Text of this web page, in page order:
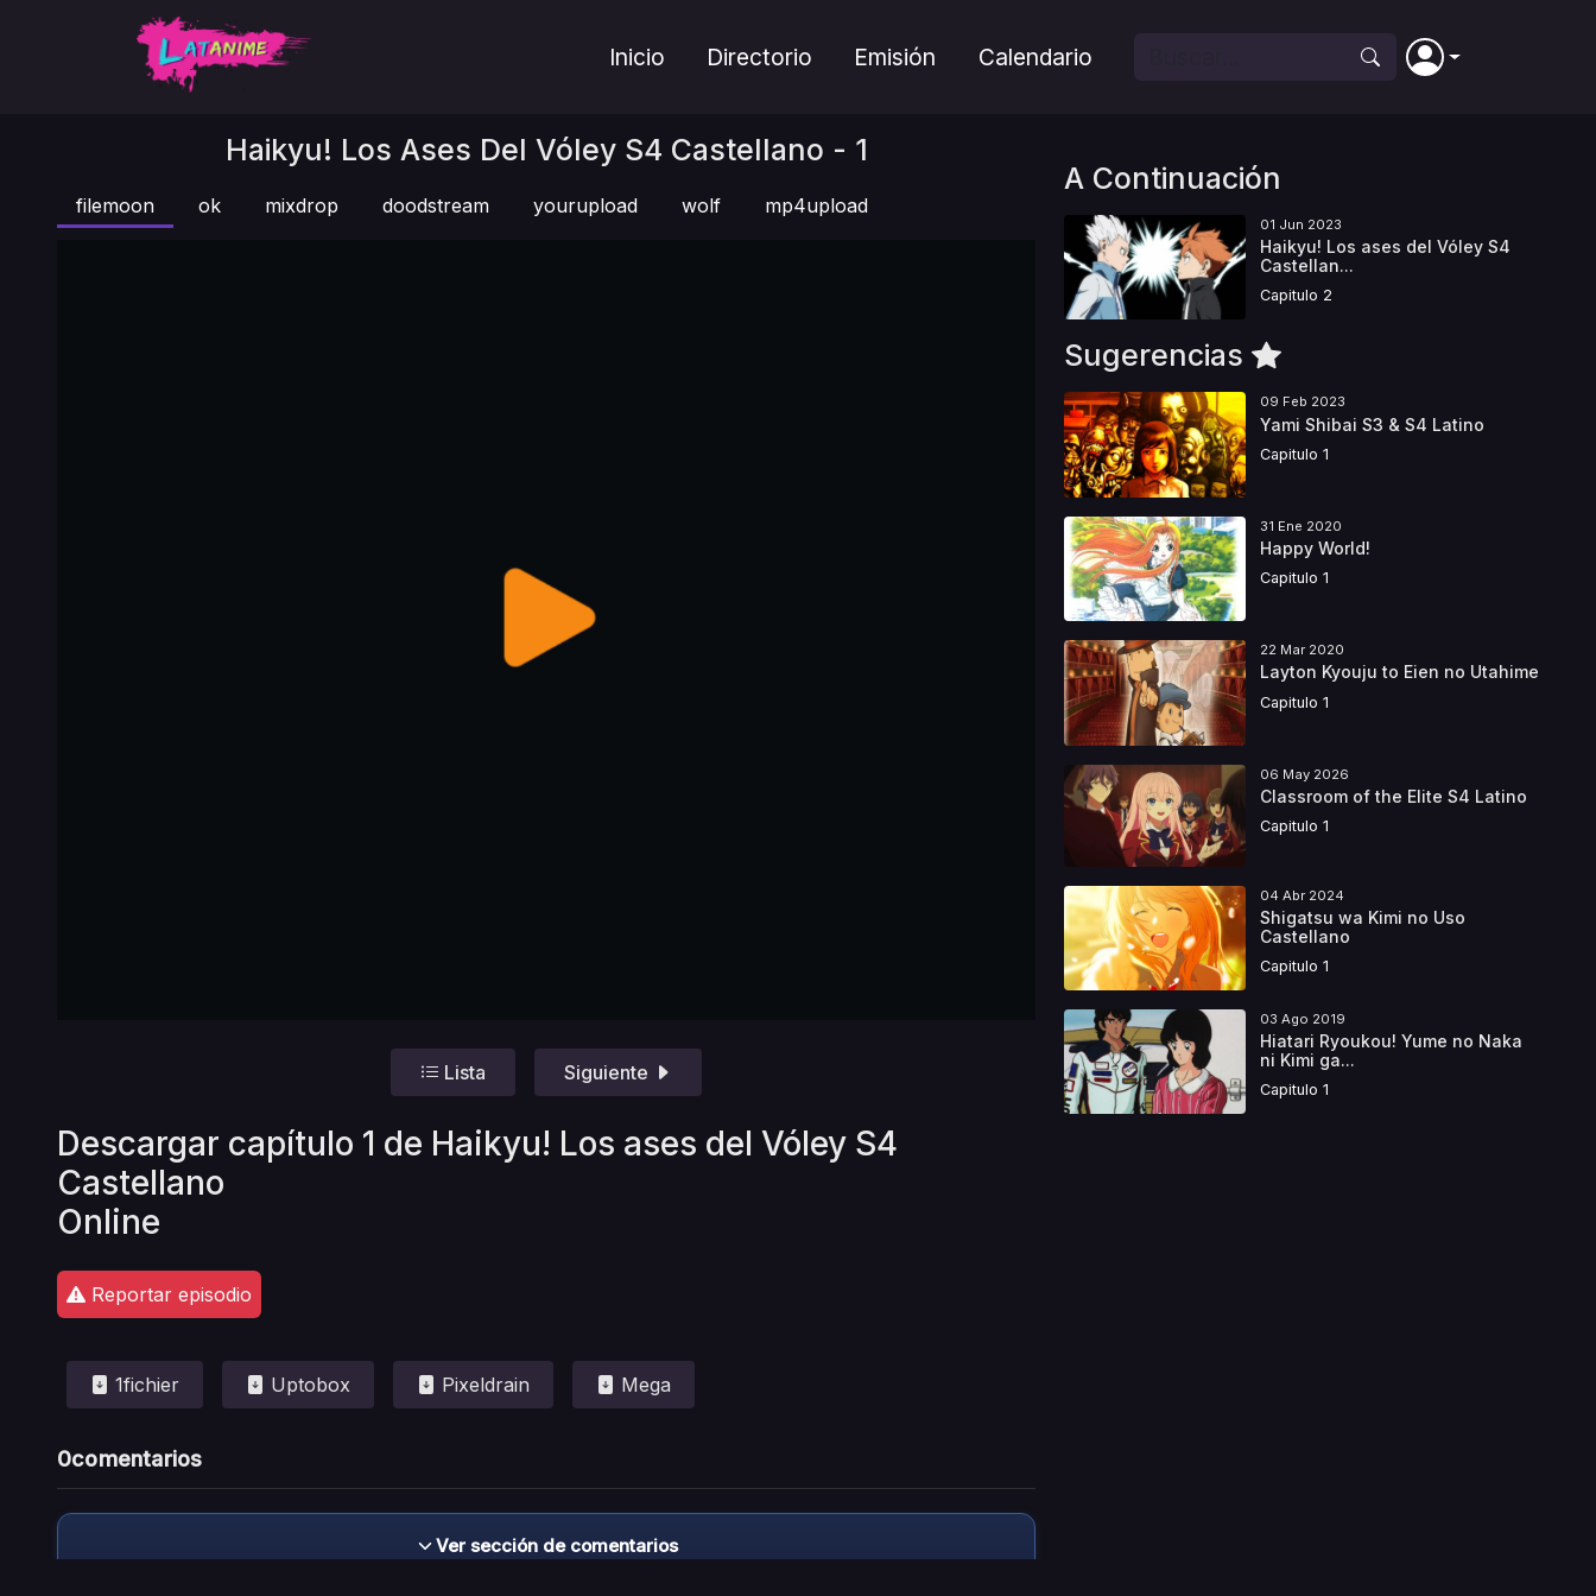
Inicio Directorio Emisión Calendario
Haikyu! Los Ases Del Vóley S4 Castellano - 1
filemoon ok mixdrop doodstream yourupload wolf mp4upload
Lista Siguiente
Descargar capítulo 1 de Haikyu! Los ases del Vóley S4
Castellano
Online
Reportar episodio
1fichier Uptobox Pixeldrain Mega
0comentarios
Ver sección de comentarios
A Continuación
01 Jun 2023
Haikyu! Los ases del Vóley S4
Castellan...
Capitulo 2
Sugerencias
09 Feb 2023
Yami Shibai S3 & S4 Latino
Capitulo 1
31 Ene 2020
Happy World!
Capitulo 1
22 Mar 2020
Layton Kyouju to Eien no Utahime
Capitulo 1
06 May 2026
Classroom of the Elite S4 Latino
Capitulo 1
04 Abr 2024
Shigatsu wa Kimi no Uso
Castellano
Capitulo 1
03 Ago 2019
Hiatari Ryoukou! Yume no Naka
ni Kimi ga...
Capitulo 1